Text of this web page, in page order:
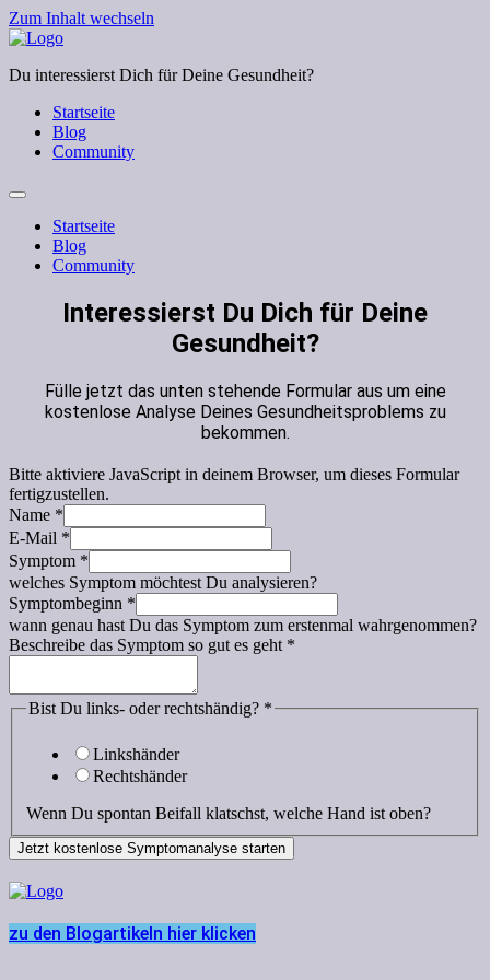
Zum Inhalt wechseln
Du interessierst Dich für Deine Gesundheit?
Startseite
Blog
Community
Startseite
Blog
Community
Interessierst Du Dich für Deine
Gesundheit?
Fülle jetzt das unten stehende Formular aus um eine
kostenlose Analyse Deines Gesundheitsproblems zu
bekommen.
Bitte aktiviere JavaScript in deinem Browser, um dieses Formular
fertigzustellen.
Name *
E-Mail *
Symptom *
welches Symptom möchtest Du analysieren?
Symptombeginn *
wann genau hast Du das Symptom zum erstenmal wahrgenommen?
Beschreibe das Symptom so gut es geht *
Bist Du links- oder rechtshändig? *
Linkshänder
Rechtshänder
Wenn Du spontan Beifall klatschst, welche Hand ist oben?
Jetzt kostenlose Symptomanalyse starten
zu den Blogartikeln hier klicken